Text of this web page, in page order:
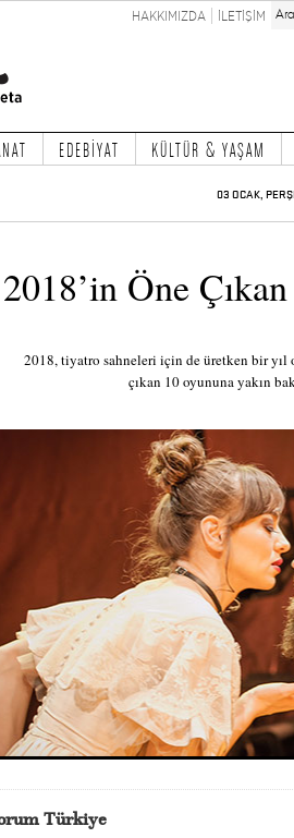
HAKKIMIZDA İLETİŞİM
EDEBİYAT KÜLTÜR & YAŞAM
03 OCAK,
2018’in Öne
2018, tiyatro sahneleri için de üretken bir yıl
çıkan 10 oyununa yakın
Türkiye